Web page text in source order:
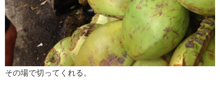
その場で切ってくれる。